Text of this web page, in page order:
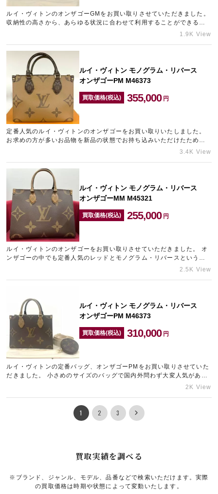
買取実績を調べる
※ブランド、ジャンル、モデル、品番などで検索いただけます。実際
の買取価格は時期や状態によって変動いたします。
ルイ・ヴィトンのオンザゴーGMをお買い取りさせていただきました。
収納性の高さから、あらゆる状況に合わせて利用することができる大
人気モデルです。 多少ご愛用による使用感が見受けられました…1.9K View
ルイ・ヴィトン モノグラム・リバース
オンザゴーPM M46373
買取価格(税込) 355,000 円
定番人気のルイ・ヴィトンのオンザゴーをお買い取りいたしました。
お求めの方が多いお品物を新品の状態でお持ち込みいただけたため、
高価買取させていただきました。 ルイ・ヴィトンの長年人気の…3.4K View
ルイ・ヴィトン モノグラム・リバース
オンザゴーMM M45321
買取価格(税込) 255,000 円
ルイ・ヴィトンのオンザゴーをお買い取りさせていただきました。 オ
ンザゴーの中でも定番人気のレッドとモノグラム・リバースという、
人気の高い組み合わせのお品物です。 表面に型崩れや内側に擦…2.5K View
ルイ・ヴィトン モノグラム・リバース
オンザゴーPM M46373
買取価格(税込) 310,000 円
ルイ・ヴィトンの定番バッグ、オンザゴーPMをお買い取りさせていた
だきました。 小さめのサイズのバッグで国内外問わず大変人気があり
ます。 表面に擦れが見受けれましたが新品同様の綺麗なお品物…2K View
1 2 3